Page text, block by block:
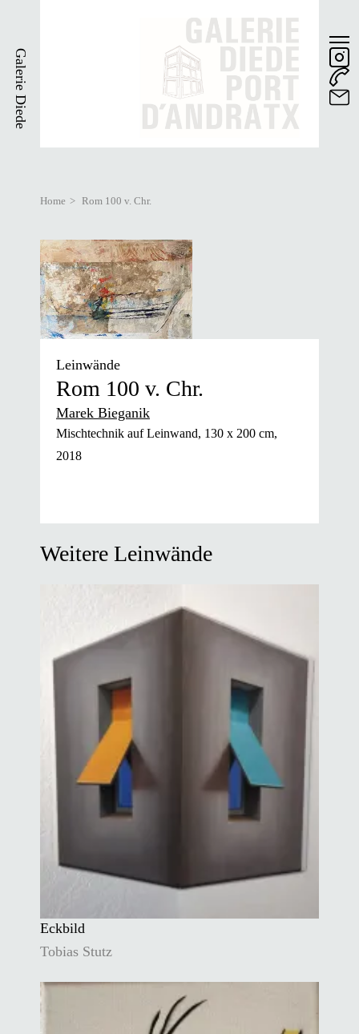
main
content
Galerie Diede
Breadcrumb
Home Rom 100 v. Chr.
Leinwände
Rom 100 v. Chr.
Marek Bieganik
Mischtechnik auf Leinwand, 130 x 200 cm,
2018
Weitere Leinwände
Eckbild
Tobias Stutz